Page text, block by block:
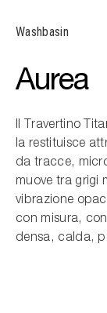
Washbasin
Aurea
Il Travertino
la restituisce
da tracce,
muove tra grigi
vibrazione
con misura,
densa, calda,